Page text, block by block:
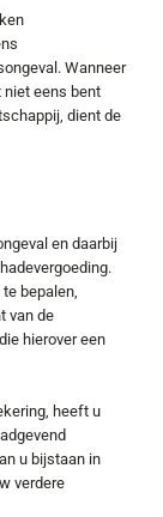
Wanneer
niet eens bent
dient de
en daarbij
bepalen,
van de
hierover een
heeft u
u bijstaan in
verdere